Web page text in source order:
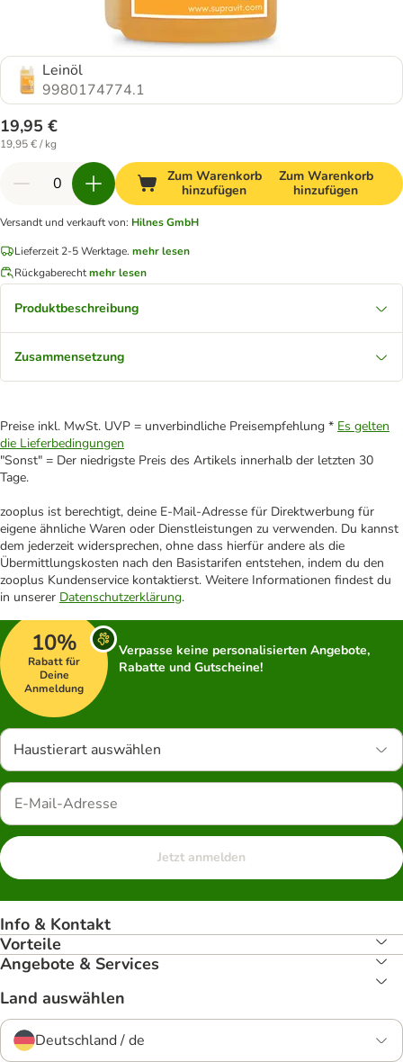
Leinöl
9980174774.1
19,95 €
19,95 € / kg
Zum Warenkorb
hinzufügen
Zum Warenkorb
hinzufügen
Versandt und verkauft von: Hilnes GmbH
Lieferzeit 2-5 Werktage. mehr lesen
Rückgaberechtmehr lesen
Produktbeschreibung
Zusammensetzung
Preise inkl. MwSt. UVP = unverbindliche Preisempfehlung * Es gelten
die Lieferbedingungen
"Sonst" = Der niedrigste Preis des Artikels innerhalb der letzten 30
Tage.
zooplus ist berechtigt, deine E-Mail-Adresse für Direktwerbung für
eigene ähnliche Waren oder Dienstleistungen zu verwenden. Du kannst
dem jederzeit widersprechen, ohne dass hierfür andere als die
Übermittlungskosten nach den Basistarifen entstehen, indem du den
zooplus Kundenservice kontaktierst. Weitere Informationen findest du
in unserer Datenschutzerklärung.
10%
Rabatt für
Deine
Anmeldung
Verpasse keine personalisierten Angebote,
Rabatte und Gutscheine!
Haustierart auswählen
Jetzt anmelden
Info & Kontakt
Vorteile
Angebote & Services
Land auswählen
Deutschland / de